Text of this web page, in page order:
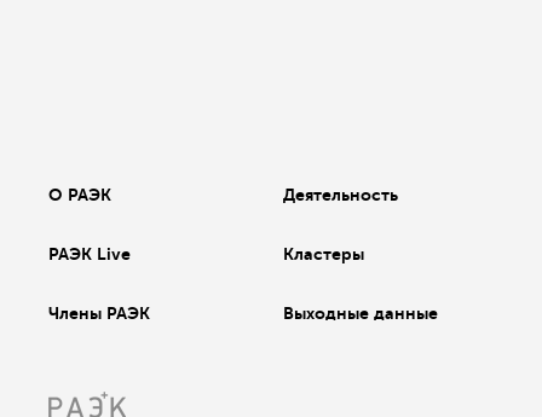
О РАЭК Деятельность
РАЭК Live Кластеры
Члены РАЭК Выходные данные